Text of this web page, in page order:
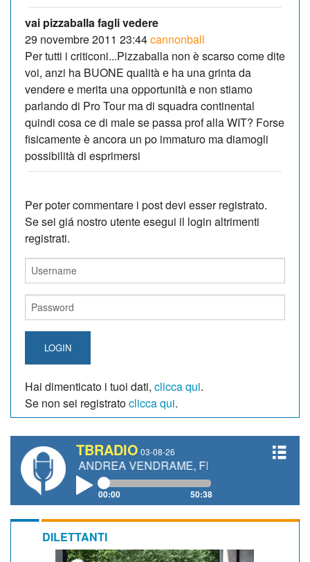
vai pizzaballa fagli vedere
29 novembre 2011 23:44cannonball
Per tutti i criticoni...Pizzaballa non è scarso come dite
voi, anzi ha BUONE qualità e ha una grinta da
vendere e merita una opportunità e non stiamo
parlando di Pro Tour ma di squadra continental
quindi cosa ce di male se passa prof alla WIT? Forse
fisicamente è ancora un po immaturo ma diamogli
possibilità di esprimersi
Per poter commentare i post devi esser registrato.
Se sei giá nostro utente esegui il login altrimenti
registrati.
LOGIN
Hai dimenticato i tuoi dati, clicca qui.
Se non sei registratoclicca qui.
TBRADIO 03-08-26
ANDREA VENDRAME, FILIPPO FIORELLI
00:00 50:38
DILETTANTI